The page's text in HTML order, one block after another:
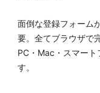
面倒な登録フォーム
要。全てブラウザで完
PC・Mac・スマート
す。